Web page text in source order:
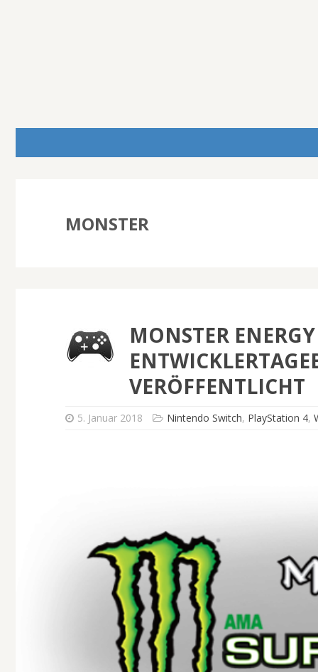
MONSTER
MONSTER
VERÖFFENTLICHT
5. Januar 2018 Nintendo Switch, PlayStation 4,